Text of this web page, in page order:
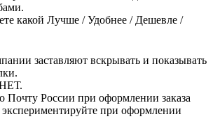
какой Лучше / Удобнее / Дешевле /
заставляют вскрывать и показывать
Почту России при оформлении заказа
при оформлении